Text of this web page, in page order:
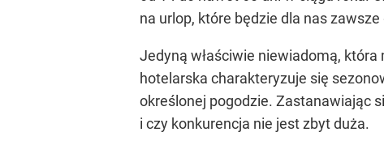
na urlop, które będzie dla nas
Jedyną właściwie niewiadomą,
hotelarska charakteryzuje się
określonej pogodzie. Zastanawiając
i czy konkurencja nie jest zbyt duża.